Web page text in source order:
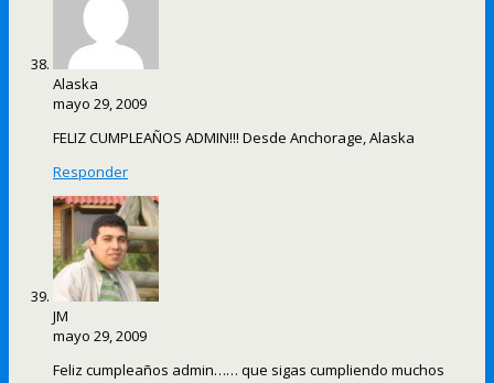
Alaska
mayo 29, 2009
FELIZ CUMPLEAÑOS ADMIN!!! Desde Anchorage, Alaska
Responder
JM
mayo 29, 2009
Feliz cumpleaños admin…… que sigas cumpliendo muchos